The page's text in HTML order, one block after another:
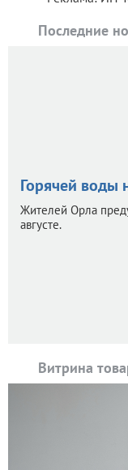
Последние
Горячей воды
Жителей Орла
августе.
Витрина